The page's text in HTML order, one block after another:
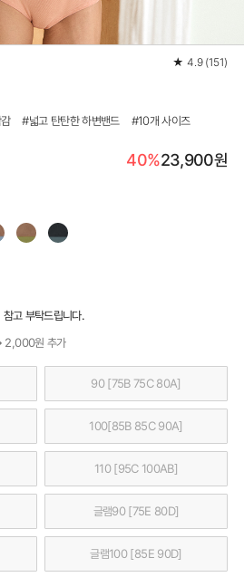
★ 4.9 (151)
#넓고 탄탄한 하변밴드 #10개 사이즈
40%23,900원
고 부탁드립니다.
2,000원 추가
90 [75B 75C 80A]
100[85B 85C 90A]
110 [95C 100AB]
글램90 [75E 80D]
글램100 [85E 90D]